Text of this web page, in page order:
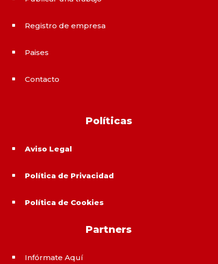
^ Registro de empresa
^ Paises
^ Contacto
Políticas
^ Aviso Legal
^ Política de Privacidad
^ Política de Cookies
Partners
^ Infórmate Aquí